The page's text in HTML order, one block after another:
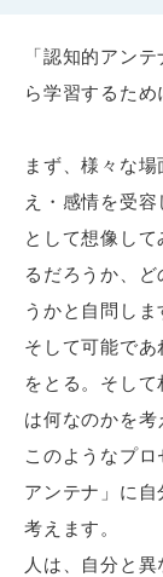
「認知的アン
ら学習するた
まず、様々な
え・感情を受
として想像し
るだろうか、
うかと自問しま
そして可能で
をとる。そし
は何なのかを考
このようなプ
アンテナ」に
考えます。
人は、自分と